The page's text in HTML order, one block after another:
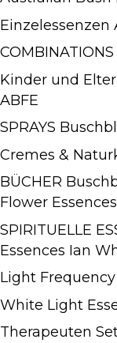
Einzelessenzen
Kinder und
ABFE
SPRAYS
Cremes &
BÜCHER
Flower Essences
SPIRITUELLE
Essences Ian
Light
White Light
Therapeuten